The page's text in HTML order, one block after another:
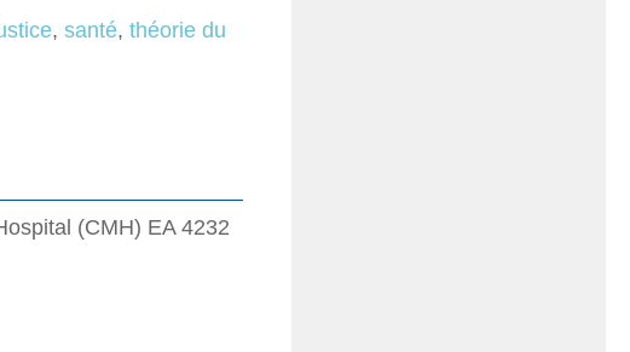
, santé, théorie du
(CMH) EA 4232